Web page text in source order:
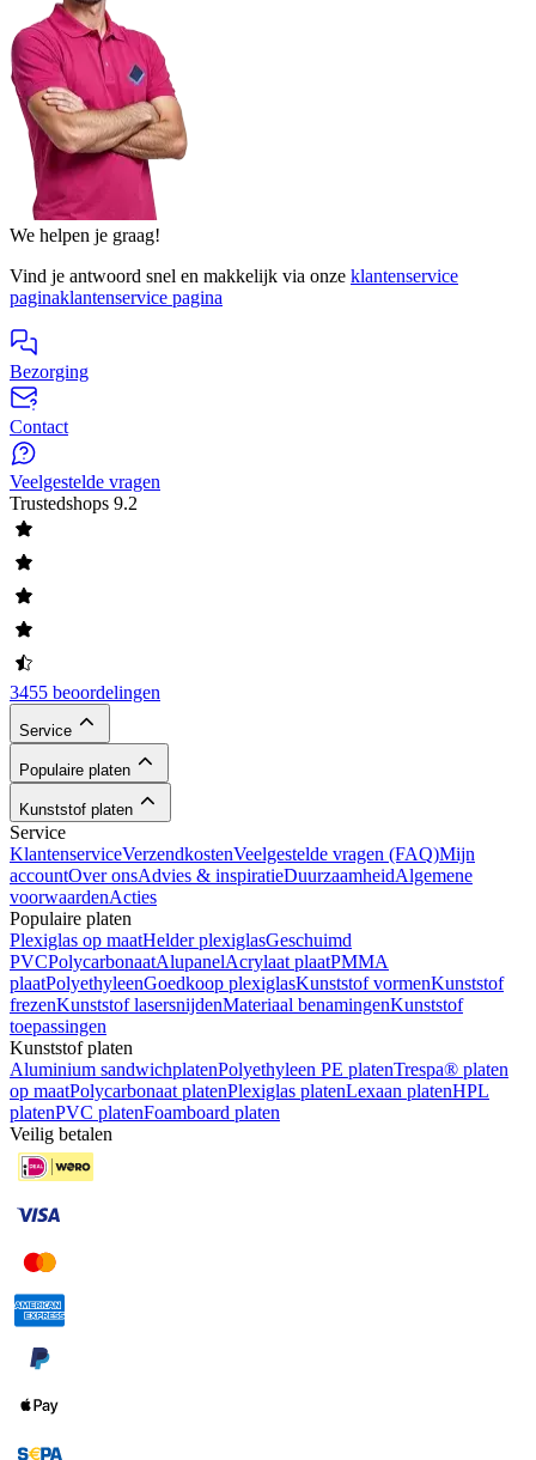
We helpen je graag!
Vind je antwoord snel en makkelijk via onze klantenservice
paginaklantenservice pagina
Bezorging
Contact
Veelgestelde vragen
Trustedshops 9.2
3455 beoordelingen
Service
Populaire platen
Kunststof platen
Service
KlantenserviceVerzendkostenVeelgestelde vragen (FAQ)Mijn
accountOver onsAdvies & inspiratieDuurzaamheidAlgemene
voorwaardenActies
Populaire platen
Plexiglas op maatHelder plexiglasGeschuimd
PVCPolycarbonaatAlupanelAcrylaat plaatPMMA
plaatPolyethyleenGoedkoop plexiglasKunststof vormenKunststof
frezenKunststof lasersnijdenMateriaal benamingenKunststof
toepassingen
Kunststof platen
Aluminium sandwichplatenPolyethyleen PE platenTrespa® platen
op maatPolycarbonaat platenPlexiglas platenLexaan platenHPL
platenPVC platenFoamboard platen
Veilig betalen